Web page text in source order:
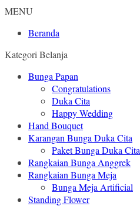
MENU
Beranda
Kategori Belanja
Bunga Papan
Congratulations
Duka Cita
Happy Wedding
Hand Bouquet
Karangan Bunga Duka Cita
Paket Bunga Duka Cita
Rangkaian Bunga Anggrek
Rangkaian Bunga Meja
Bunga Meja Artificial
Standing Flower